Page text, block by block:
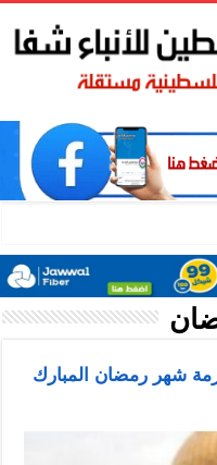
شهر رمضان المبارك